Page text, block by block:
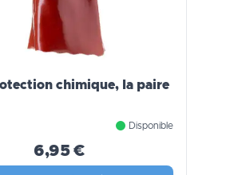
chimique, la paire
Disponible
6,95 €